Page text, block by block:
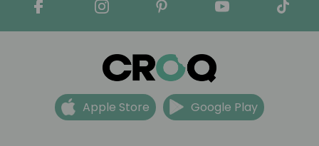
Apple Store Google Play